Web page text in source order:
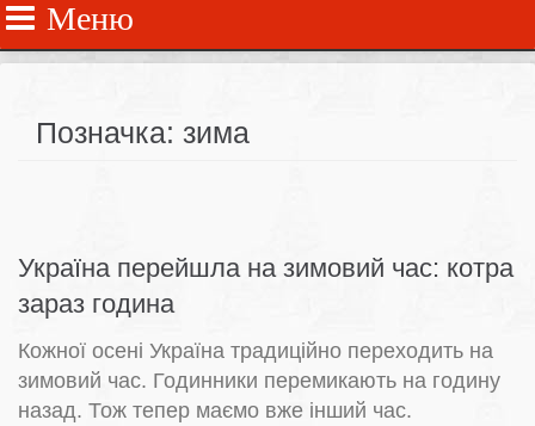
Меню
Позначка: зима
Україна перейшла на зимовий час: котра
зараз година
Кожної осені Україна традиційно переходить на
зимовий час. Годинники перемикають на годину
назад. Тож тепер маємо вже інший час.